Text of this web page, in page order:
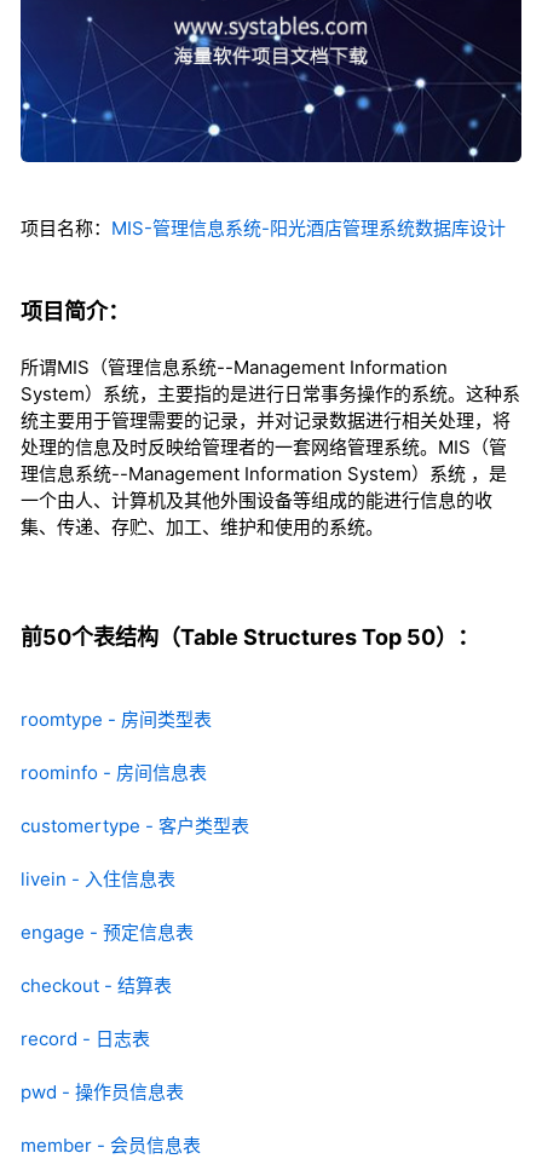
项目名称： MIS-管理信息系统-阳光酒店管理系统数据库设计
项目简介：
所谓MIS（管理信息系统--Management Information
System）系统，主要指的是进行日常事务操作的系统。这种系
统主要用于管理需要的记录，并对记录数据进行相关处理，将
处理的信息及时反映给管理者的一套网络管理系统。MIS（管
理信息系统--Management Information System）系统 ，是
一个由人、计算机及其他外围设备等组成的能进行信息的收
集、传递、存贮、加工、维护和使用的系统。
前50个表结构（Table Structures Top 50）：
roomtype - 房间类型表
roominfo - 房间信息表
customertype - 客户类型表
livein - 入住信息表
engage - 预定信息表
checkout - 结算表
record - 日志表
pwd - 操作员信息表
member - 会员信息表